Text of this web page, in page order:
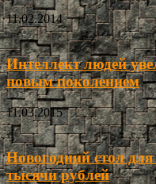
11.02.2014
Интеллект людей
новым поколением
11.03.2015
Новогодний стол для
тысячи рублей